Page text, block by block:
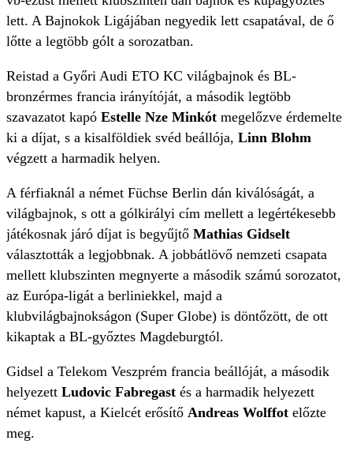
lett. A Bajnokok Ligájában negyedik lett csapatával, de ő
lőtte a legtöbb gólt a sorozatban.
Reistad a Győri Audi ETO KC világbajnok és BL-
bronzérmes francia irányítóját, a második legtöbb
szavazatot kapó Estelle Nze Minkót megelőzve érdemelte
ki a díjat, s a kisalföldiek svéd beállója, Linn Blohm
végzett a harmadik helyen.
A férfiaknál a német Füchse Berlin dán kiválóságát, a
világbajnok, s ott a gólkirályi cím mellett a legértékesebb
játékosnak járó díjat is begyűjtő Mathias Gidselt
választották a legjobbnak. A jobbátlövő nemzeti csapata
mellett klubszinten megnyerte a második számú sorozatot,
az Európa-ligát a berliniekkel, majd a
klubvilágbajnokságon (Super Globe) is döntőzött, de ott
kikaptak a BL-győztes Magdeburgtól.
Gidsel a Telekom Veszprém francia beállóját, a második
helyezett Ludovic Fabregast és a harmadik helyezett
német kapust, a Kielcét erősítő Andreas Wolffot előzte
meg.